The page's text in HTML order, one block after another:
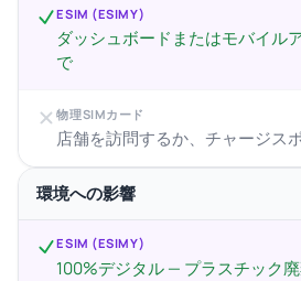
ESIM (ESIMY)
ダッシュボードまたはモバイル
で
物理SIMカード
店舗を訪問するか、チャージス
環境への影響
ESIM (ESIMY)
100%デジタル — プラスチック